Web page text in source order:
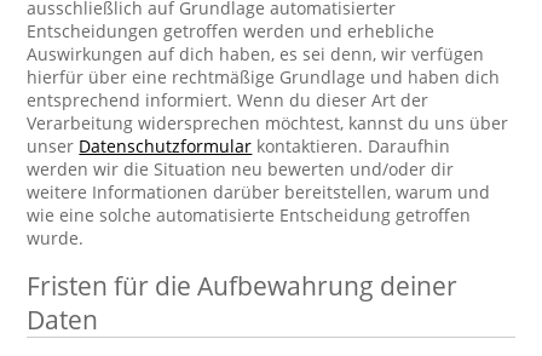
ausschließlich auf Grundlage automatisierter
Entscheidungen getroffen werden und erhebliche
Auswirkungen auf dich haben, es sei denn, wir verfügen
hierfür über eine rechtmäßige Grundlage und haben dich
entsprechend informiert. Wenn du dieser Art der
Verarbeitung widersprechen möchtest, kannst du uns über
unser Datenschutzformular kontaktieren. Daraufhin
werden wir die Situation neu bewerten und/oder dir
weitere Informationen darüber bereitstellen, warum und
wie eine solche automatisierte Entscheidung getroffen
wurde.
Fristen für die Aufbewahrung deiner
Daten